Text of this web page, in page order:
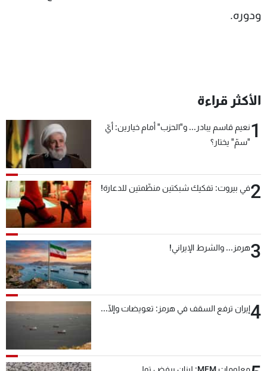
ودوره.
الأكثر قراءة
1نعيم قاسم يبادر... و"الحزب" أمام خيارين: أيّ
"سمّ" يختار؟
2في بيروت: تفكيك شبكتين منظّمتين للدعارة!
3هرمز... والشرط الإيراني!
4إيران ترفع السقف في هرمز: تعويضات وإلّا...